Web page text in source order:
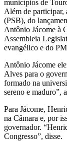
municípios de
Além de participar,
(PSB), do
Antônio Jácome à
Assembleia
evangélico e do
Antônio Jácome
Alves para o
formado na
sereno e maduro”,
Para Jácome,
na Câmara e, por
governador.
Congresso”, disse.